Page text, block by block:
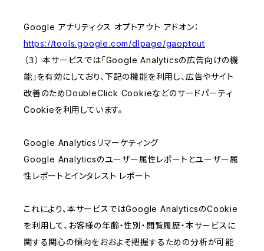
Google アナリティクス オプトアウト アドオン：
https://tools.google.com/dlpage/gaoptout
（３） 本サービスでは「Google Analyticsの広告向けの機
能」を有効にしており、下記の機能を利用し、広告やサイト
改善のためDoubleClick Cookieなどのサードパーティ
Cookieを利用しています。
Google Analyticsリマーケティング
Google Analyticsのユーザー属性レポートとユーザー属
性レポートとインタレスト レポート
これにより、本サービスではGoogle AnalyticsのCookie
を利用して、お客様の年齢・性別・閲覧履歴・本サービスに
関する関心の傾向をおおよそ把握するための分析が可能